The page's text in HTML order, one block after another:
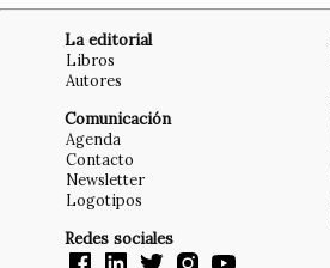
La editorial
Libros
Autores
Comunicación
Agenda
Contacto
Newsletter
Logotipos
Redes sociales